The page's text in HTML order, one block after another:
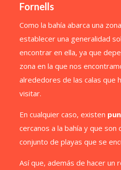
Fornells
Como la bahía abarca una
establecer una generalidad
encontrar en ella, ya que
zona en la que nos
alrededores de las calas que
visitar.
En cualquier caso, existen
cercanos a la bahía y que son
conjunto de playas que se
Así que, además de hacer un